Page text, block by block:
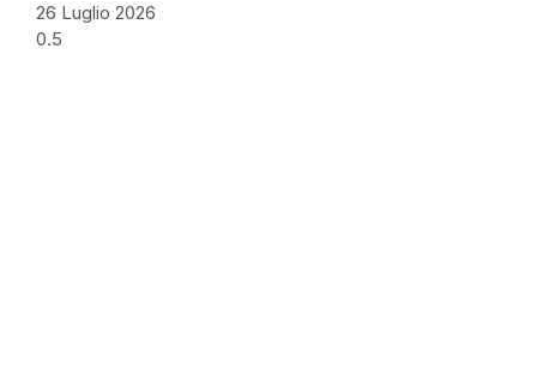
26 Luglio 2026